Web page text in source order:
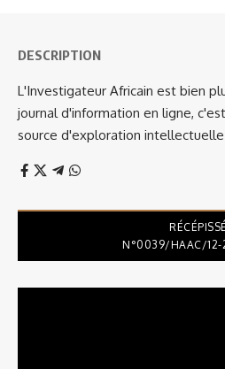
DESCRIPTION
L'Investigateur Africain est bien
journal d'information en ligne,
source d'exploration
RÉCÉPISSÉ
N°0039/HAAC/